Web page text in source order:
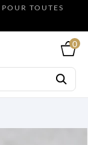
TOUTES
0